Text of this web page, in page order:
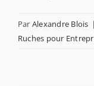
Par Alexandre Blois |
Ruches pour